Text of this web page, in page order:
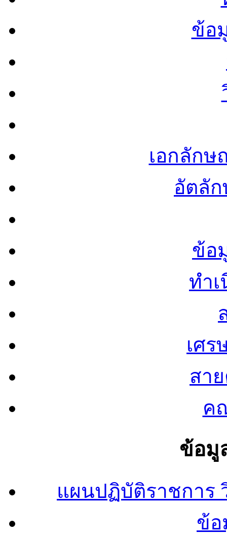
ข้อ
เอกลัก
อัตลั
ข้อ
ทำ
เศร
สา
ค
ข้อมู
แผนปฏิบัติราชการ
ข้อ